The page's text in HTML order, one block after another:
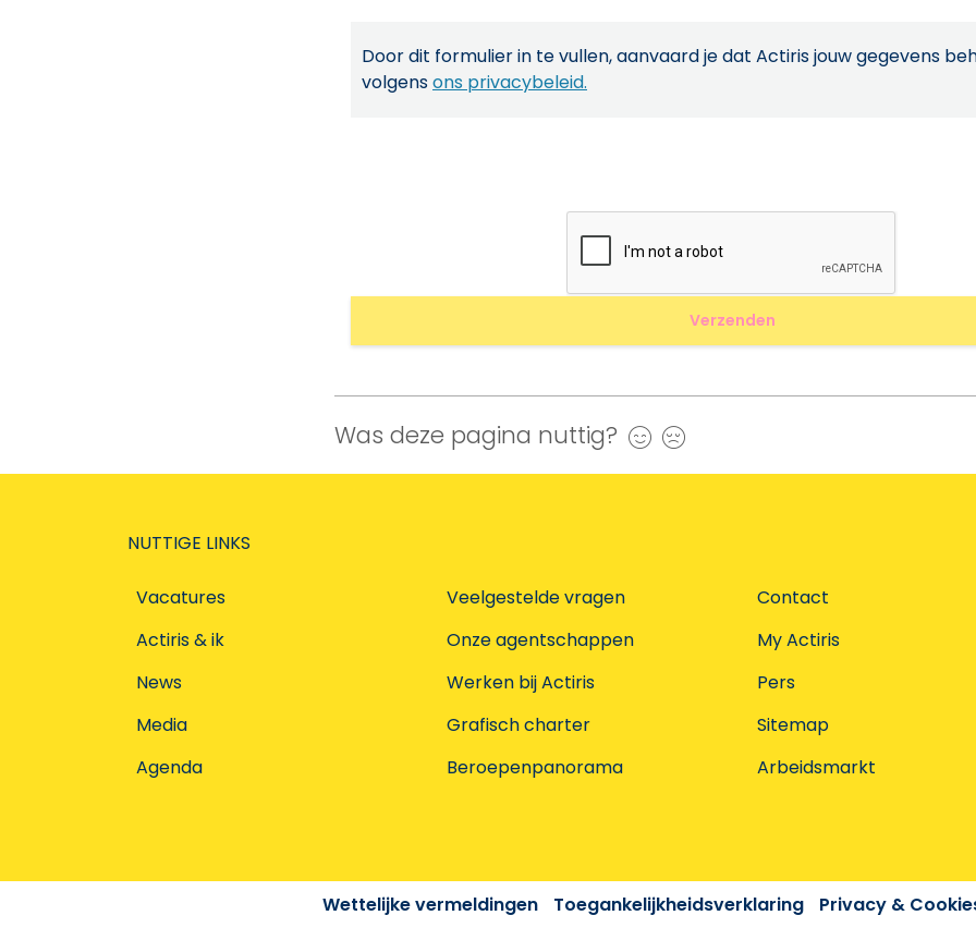
Door dit formulier in te vullen, aanvaard je dat Actiris jouw gegevens
volgensons privacybeleid.
Was deze pagina nuttig? Ja
NUTTIGE LINKS
Vacatures
Actiris & ik
News
Media
Agenda
Veelgestelde vragen
Onze agentschappen
Werken bij Actiris
Grafisch charter
Beroepenpanorama
Contact
My Actiris
Pers
Sitemap
Arbeidsmarkt
Wettelijke vermeldingen Toegankelijkheidsverklaring Privacy &